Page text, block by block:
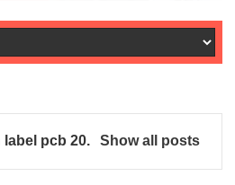
pcb 20. Show all posts